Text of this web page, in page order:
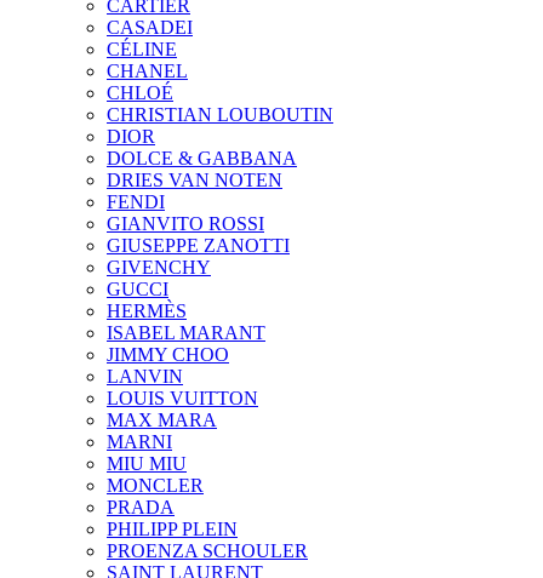
CARTIER
CASADEI
CÉLINE
CHANEL
CHLOÉ
CHRISTIAN LOUBOUTIN
DIOR
DOLCE & GABBANA
DRIES VAN NOTEN
FENDI
GIANVITO ROSSI
GIUSEPPE ZANOTTI
GIVENCHY
GUCCI
HERMÈS
ISABEL MARANT
JIMMY CHOO
LANVIN
LOUIS VUITTON
MAX MARA
MARNI
MIU MIU
MONCLER
PRADA
PHILIPP PLEIN
PROENZA SCHOULER
SAINT LAURENT